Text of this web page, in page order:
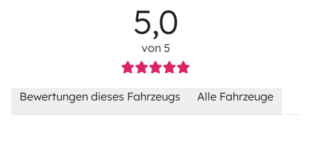
5,0
von 5
Bewertungen dieses Fahrzeugs Alle Fahrzeuge